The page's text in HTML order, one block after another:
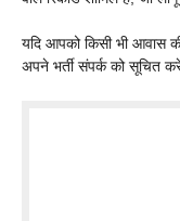
यदि आपको किसी भी आवास
अपने भर्ती संपर्क को सूचित